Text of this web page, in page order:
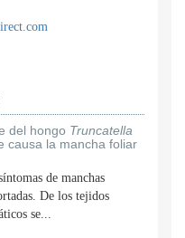
del hongo Truncatella
causa la mancha foliar
de manchas
De los tejidos
se...